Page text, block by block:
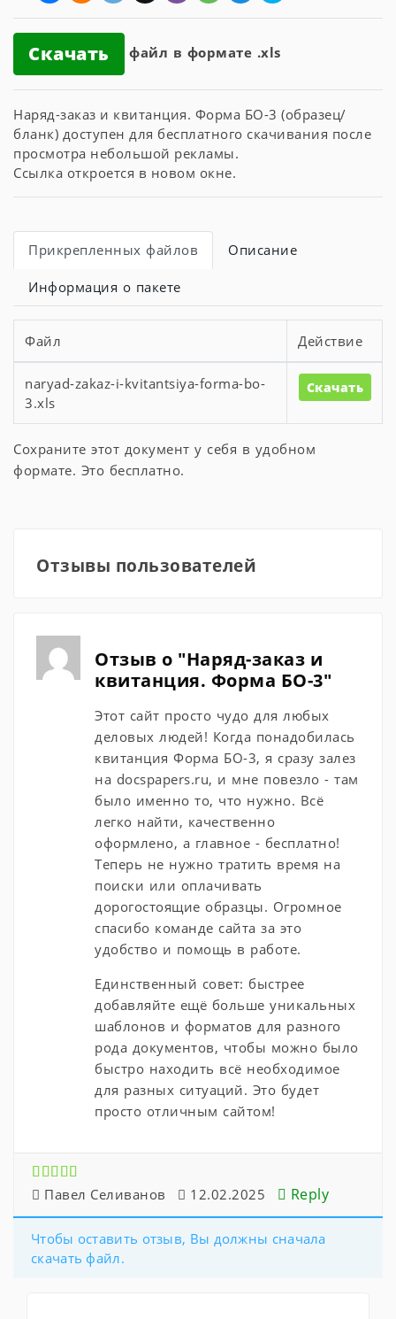
Скачать файл в формате .xls
Наряд-заказ и квитанция. Форма БО-3 (образец/
бланк) доступен для бесплатного скачивания после
просмотра небольшой рекламы.
Ссылка откроется в новом окне.
Прикрепленных файлов Описание
Информация о пакете
Файл Действие
naryad-zakaz-i-kvitantsiya-forma-bo-
3.xls
Скачать
Сохраните этот документ у себя в удобном
формате. Это бесплатно.
Отзывы пользователей
Отзыв о "Наряд-заказ и
квитанция. Форма БО-3"
Этот сайт просто чудо для любых
деловых людей! Когда понадобилась
квитанция Форма БО-3, я сразу залез
на docspapers.ru, и мне повезло - там
было именно то, что нужно. Всё
легко найти, качественно
оформлено, а главное - бесплатно!
Теперь не нужно тратить время на
поиски или оплачивать
дорогостоящие образцы. Огромное
спасибо команде сайта за это
удобство и помощь в работе.
Единственный совет: быстрее
добавляйте ещё больше уникальных
шаблонов и форматов для разного
рода документов, чтобы можно было
быстро находить всё необходимое
для разных ситуаций. Это будет
просто отличным сайтом!
Павел Селиванов 12.02.2025 Reply
Чтобы оставить отзыв, Вы должны сначала
скачать файл.